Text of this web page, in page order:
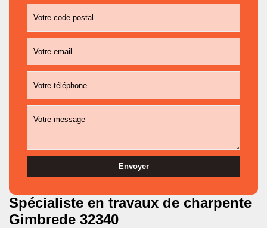
Spécialiste en travaux de charpente
Gimbrede 32340